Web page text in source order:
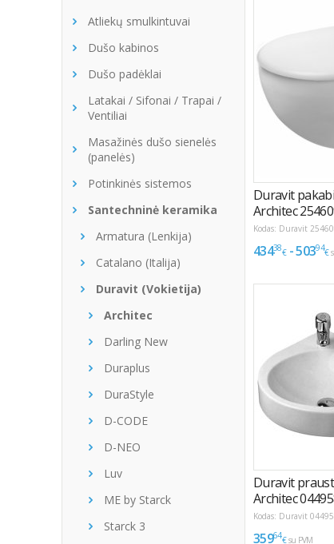
Atliekų smulkintuvai
Dušo kabinos
Dušo padėklai
Latakai / Sifonai / Trapai /
Ventiliai
Masažinės dušo sienelės
(panelės)
Potinkinės sistemos
Santechninė keramika
Armatura (Lenkija)
Catalano (Italija)
Duravit (Vokietija)
Architec
Darling New
Duraplus
DuraStyle
D-CODE
D-NEO
Luv
ME by Starck
Starck 3